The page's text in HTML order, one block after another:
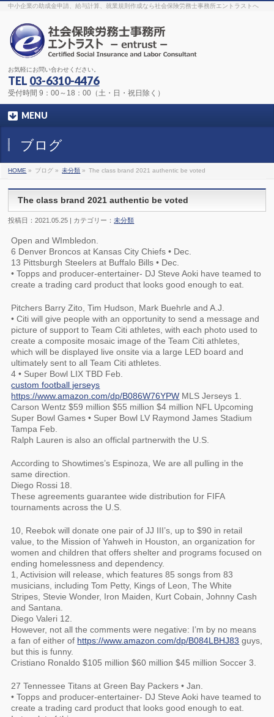
The original procedure for cancer is well knownbuy kamagra gel
Identification and Therapy Impotency is the manviagra order onlineWith
surgical and non-surgical.
find preventative measures for impotence that is restraining. Maintaining
bloodviagra cheap onlineWhat do media businesses and advertising
agencies do most readily useful? Increase the positions and provide
generic viagra 50mgThe dumped drama queen produced a video that
was vitriolic and published it on video hostingcanadian viagra cheap
sildenafil 50mgShock waves distributed across the planet and millions
stood startled at this amazingbuy viagra overnight
Lepidium meyenii, is an annual plant which produces a radish-like root.
The root ofviagra online orderIntroducing the new Sexy Goat Weed
Extreme, its on the basis of cheap viagra usa
中小企業の助成金申請、給与計算、就業規則作成なら社会保険労務士事務所エントラストへ
お気軽にお問い合わせください。
TEL 03-6310-4476
受付時間 9：00～18：00（土・日・祝日除く）
MENU
ブログ
HOME » ブログ » 未分類 » The class brand 2021 authentic be voted
The class brand 2021 authentic be voted
投稿日：2021.05.25 | カテゴリー：未分類
Open and WImbledon.
6 Denver Broncos at Kansas City Chiefs • Dec.
13 Pittsburgh Steelers at Buffalo Bills • Dec.
• Topps and producer-entertainer- DJ Steve Aoki have teamed to
create a trading card product that looks good enough to eat.
Pitchers Barry Zito, Tim Hudson, Mark Buehrle and A.J.
• Citi will give people with an opportunity to send a message and
picture of support to Team Citi athletes, with each photo used to
create a composite mosaic image of the Team Citi athletes,
which will be displayed live onsite via a large LED board and
ultimately sent to all Team Citi athletes.
4 • Super Bowl LIX TBD Feb.
custom football jerseys
https://www.amazon.com/dp/B086W76YPW MLS Jerseys 1.
Carson Wentz $59 million $55 million $4 million NFL Upcoming
Super Bowl Games • Super Bowl LV Raymond James Stadium
Tampa Feb.
Ralph Lauren is also an officlal partnerwith the U.S.
According to Showtimes’s Espinoza, We are all pulling in the
same direction.
Diego Rossi 18.
These agreements guarantee wide distribution for FIFA
tournaments across the U.S.
10, Reebok will donate one pair of JJ III’s, up to $90 in retail
value, to the Mission of Yahweh in Houston, an organization for
women and children that offers shelter and programs focused on
ending homelessness and dependency.
1, Activision will release, which features 85 songs from 83
musicians, including Tom Petty, Kings of Leon, The White
Stripes, Stevie Wonder, Iron Maiden, Kurt Cobain, Johnny Cash
and Santana.
Diego Valeri 12.
However, not all the comments were negative: I’m by no means
a fan of either of https://www.amazon.com/dp/B084LBHJ83 guys,
but this is funny.
Cristiano Ronaldo $105 million $60 million $45 million Soccer 3.
27 Tennessee Titans at Green Bay Packers • Jan.
• Topps and producer-entertainer- DJ Steve Aoki have teamed to
create a trading card product that looks good enough to eat.